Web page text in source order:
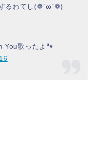
るわてし(❁´ω`❁)
歌ったよ🐾